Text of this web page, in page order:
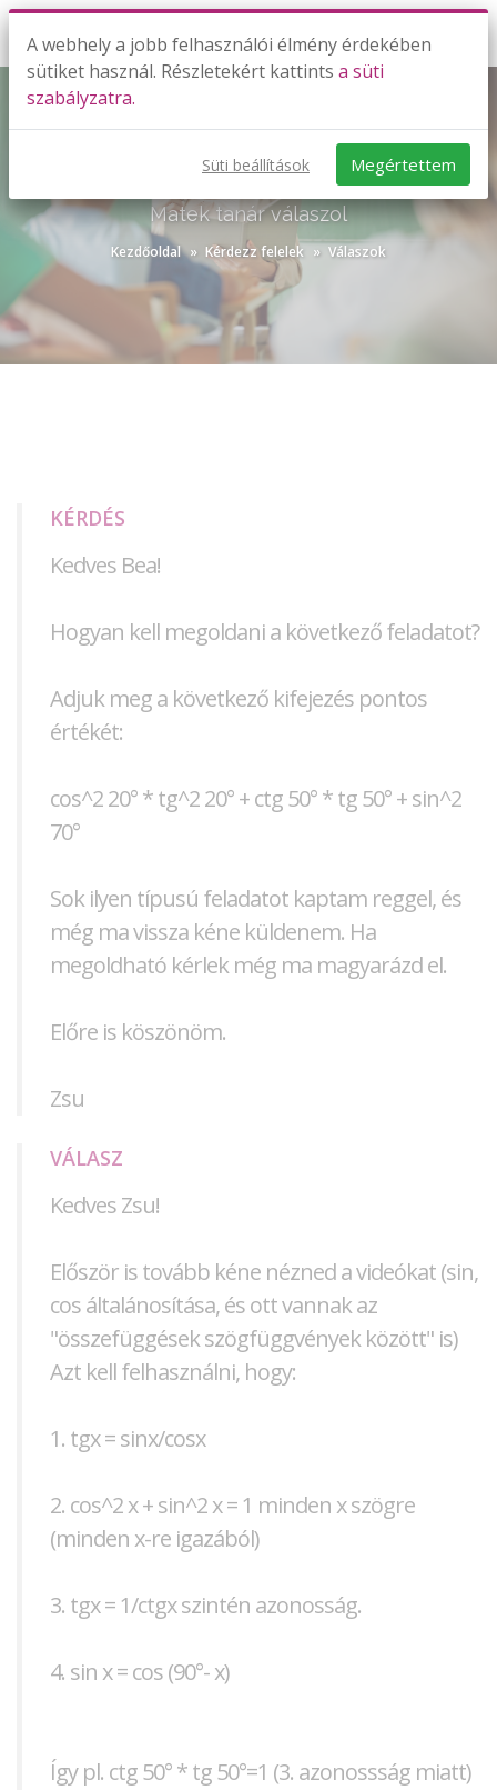
KÉRDEZZ-FELELEK VÁLASZOK
Matek tanár válaszol
Kezdőoldal Kérdezz felelek Válaszok
KÉRDÉS
Kedves Bea!
Hogyan kell megoldani a következő feladatot?
Adjuk meg a következő kifejezés pontos
értékét:
cos^2 20° * tg^2 20° + ctg 50° * tg 50° + sin^2
70°
Sok ilyen típusú feladatot kaptam reggel, és
még ma vissza kéne küldenem. Ha
megoldható kérlek még ma magyarázd el.
Előre is köszönöm.
Zsu
VÁLASZ
Kedves Zsu!
Először is tovább kéne nézned a videókat (sin,
cos általánosítása, és ott vannak az
"összefüggések szögfüggvények között" is)
Azt kell felhasználni, hogy:
1. tgx = sinx/cosx
2. cos^2 x + sin^2 x = 1 minden x szögre
(minden x-re igazából)
3. tgx = 1/ctgx szintén azonosság.
4. sin x = cos (90°- x)
Így pl. ctg 50° * tg 50°=1 (3. azonossság miatt)
A webhely a jobb felhasználói élmény érdekében
sütiket használ. Részletekért kattints a süti
szabályzatra.
Süti beállítások Megértettem